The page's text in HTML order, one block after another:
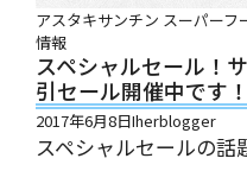
アスタキサンチン スーパーフ
情報
スペシャルセール！
引セール開催中です！
2017年6月8日Iherblogger
スペシャルセールの話